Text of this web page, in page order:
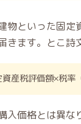
物といった固定
きます。とこ詩
産税評価額×税率
入価格とは異